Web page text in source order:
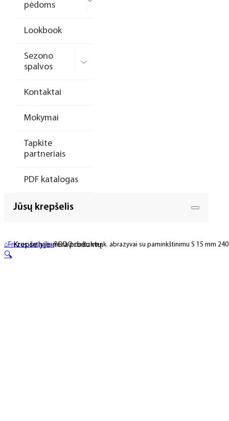
pėdoms
Lookbook
Sezono
spalvos
Kontaktai
Mokymai
Tapkite
partneriais
PDF katalogas
Jūsų krepšelis
Krepšelyje nėra produktų.
⌂ Frezos antgaliaiPODO disko vienk. abrazyvai su paminkštinimu S 15 mm
🔍